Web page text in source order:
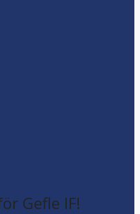
Gefle IF!